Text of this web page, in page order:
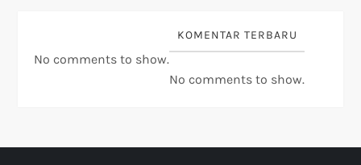
No comments to show.
KOMENTAR TERBARU
No comments to show.